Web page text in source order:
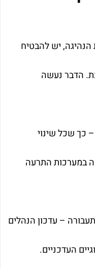
הנהיגה, יש להבטיח
הדבר נעשה
כך שכל שינוי
במערכות התרעה
– עדכון הנהלים
העדכניים.